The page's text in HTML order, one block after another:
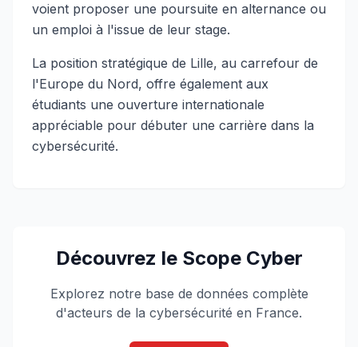
voient proposer une poursuite en alternance ou
un emploi à l'issue de leur stage.
La position stratégique de Lille, au carrefour de
l'Europe du Nord, offre également aux
étudiants une ouverture internationale
appréciable pour débuter une carrière dans la
cybersécurité.
Découvrez le Scope Cyber
Explorez notre base de données complète
d'acteurs de la cybersécurité en France.